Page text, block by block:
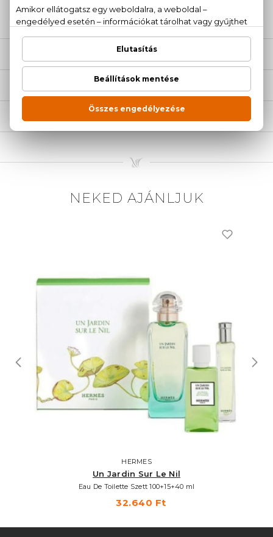
NEKED AJÁNLJUK
HERMES
Un Jardin Sur Le Nil
Eau De Toilette Szett 100+15+40 ml
32.640 Ft